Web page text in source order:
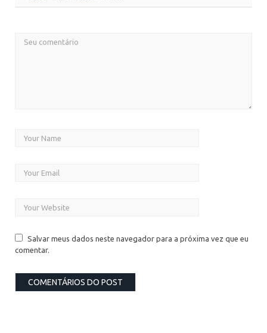
Salvar meus dados neste navegador para a próxima vez que eu
comentar.